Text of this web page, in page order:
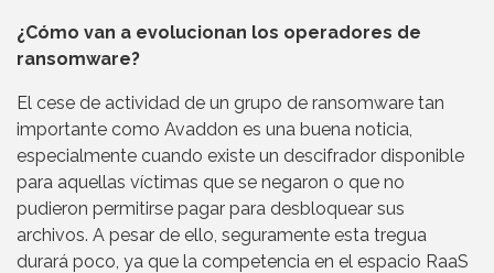
¿Cómo van a evolucionan los operadores de
ransomware?
El cese de actividad de un grupo de ransomware tan
importante como Avaddon es una buena noticia,
especialmente cuando existe un descifrador disponible
para aquellas víctimas que se negaron o que no
pudieron permitirse pagar para desbloquear sus
archivos. A pesar de ello, seguramente esta tregua
durará poco, ya que la competencia en el espacio RaaS